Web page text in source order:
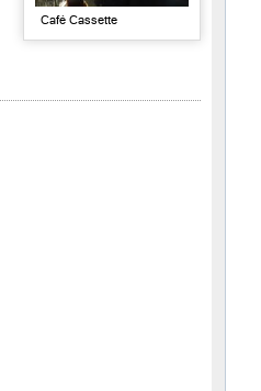
Café Cassette